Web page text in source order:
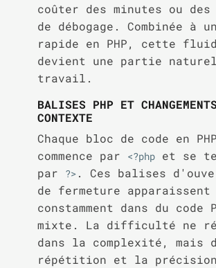
coûter des minutes ou des
de débogage. Combinée à
rapide en PHP, cette
devient une partie
travail.
BALISES PHP ET
CONTEXTE
Chaque bloc de code en PHP
commence par
<?phpet se
par
?>. Ces balises
de fermeture apparaissent
constamment dans du code
mixte. La difficulté ne
dans la complexité, mais
répétition et la